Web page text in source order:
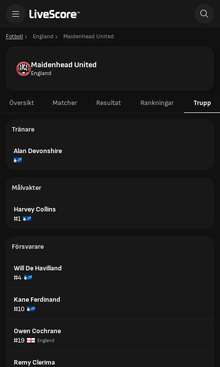
Fotboll England Maidenhead United
Maidenhead United
England
Översikt Matcher Resultat Rankningar Trupp
Tränare
Alan Devonshire
Målvakter
Harvey Collins
#1
Försvarare
Will De Havilland
#4
Kane Ferdinand
#10
Owen Cochrane
#19
England
Remy Clerima